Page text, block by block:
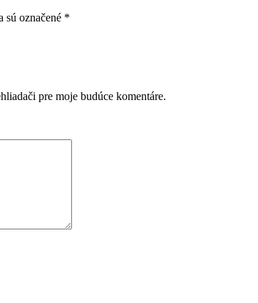
sú označené *
pre moje budúce komentáre.